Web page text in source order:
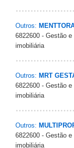
Outros:
6822600 - Gestão
imobiliária
Outros: MRT
6822600 - Gestão
imobiliária
Outros:
6822600 - Gestão
imobiliária